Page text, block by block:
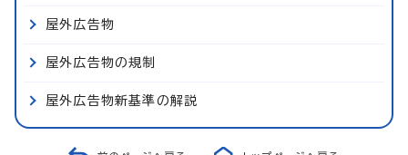
屋外広告物
屋外広告物の規制
屋外広告物新基準の解説